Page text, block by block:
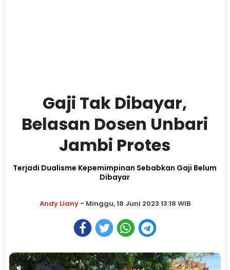
Gaji Tak Dibayar,
Belasan Dosen Unbari
Jambi Protes
Terjadi Dualisme Kepemimpinan Sebabkan Gaji Belum
Dibayar
Andy Liany- Minggu, 18 Juni 2023 13:18 WIB